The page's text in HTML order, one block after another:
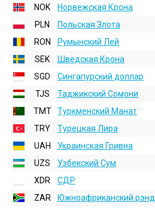
NOK
Норвежская Крона
PLN
Польская Злота
RON
Румынский Лей
SEK
Шведская Крона
SGD
Сингапурский доллар
TJS
Таджикский Сомони
TMT
Туркменский Манат
TRY
Турецкая Лира
UAH
Украинская Гривна
UZS
Узбекский Сум
XDR
СДР
ZAR
Южноафриканский рэнд